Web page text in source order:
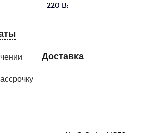
220 B;
Доставка